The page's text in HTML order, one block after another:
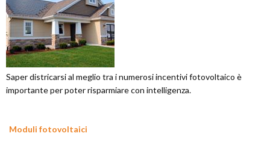
Saper districarsi al meglio tra i numerosi incentivi fotovoltaico è
importante per poter risparmiare con intelligenza.
Moduli fotovoltaici